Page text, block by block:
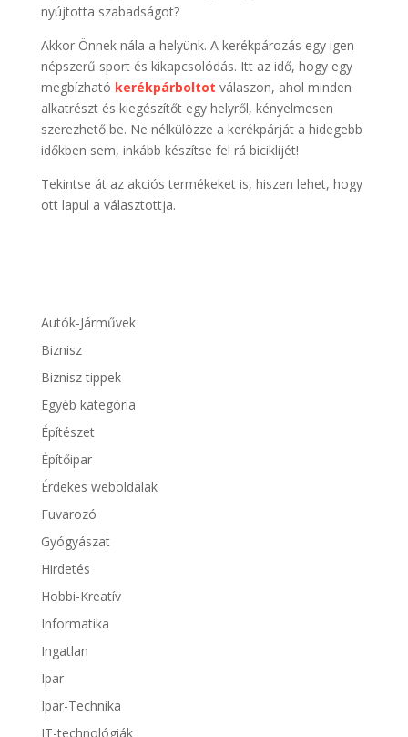
nyújtotta szabadságot?
Akkor Önnek nála a helyünk. A kerékpározás egy igen
népszerű sport és kikapcsolódás. Itt az idő, hogy egy
megbízható kerékpárboltot válaszon, ahol minden
alkatrészt és kiegészítőt egy helyről, kényelmesen
szerezhető be. Ne nélkülözze a kerékpárját a hidegebb
időkben sem, inkább készítse fel rá biciklijét!
Tekintse át az akciós termékeket is, hiszen lehet, hogy
ott lapul a választottja.
Autók-Járművek
Biznisz
Biznisz tippek
Egyéb kategória
Építészet
Építőipar
Érdekes weboldalak
Fuvarozó
Gyógyászat
Hirdetés
Hobbi-Kreatív
Informatika
Ingatlan
Ipar
Ipar-Technika
IT-technológiák